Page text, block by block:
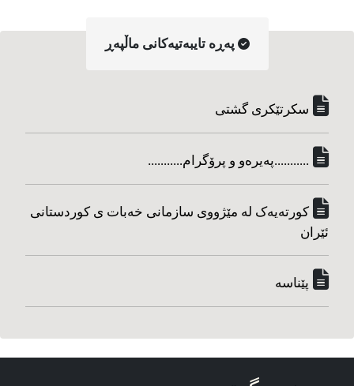
په‌ڕه‌ تایبه‌تیه‌کانی ماڵپه‌ڕ
سکرتێکری گشتی
...........په‌یره‌و و پرۆگرام...........
کورته‌یه‌ک له مێژووی سازمانی خه‌بات ی کوردستانی
ئێران
پێناسه‌